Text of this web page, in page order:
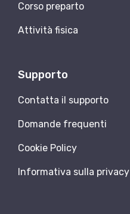
Corso preparto
Attività fisica
Supporto
Contatta il supporto
Domande frequenti
Cookie Policy
Informativa sulla privacy